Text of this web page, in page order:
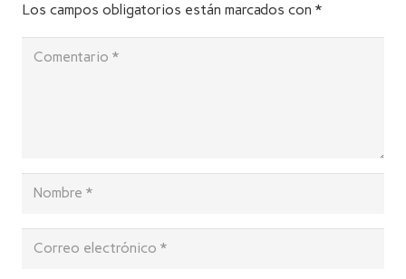
Los campos obligatorios están marcados con *